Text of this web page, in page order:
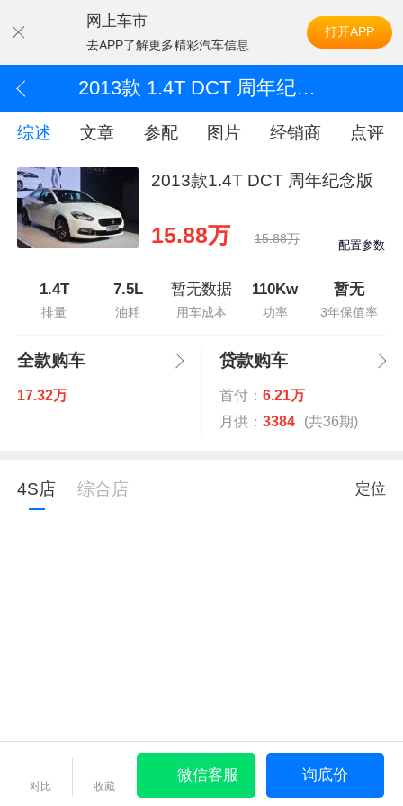
网上车市
去APP了解更多精彩汽车信息
打开APP
2013款 1.4T DCT 周年纪念版
综述 文章 参配 图片 经销商 点评
2013款1.4T DCT 周年纪念版
15.88万 15.88万 配置参数
1.4T
排量
7.5L
油耗
暂无数据
用车成本
110Kw
功率
暂无
3年保值率
全款购车
17.32万
贷款购车
首付： 6.21万
月供： 3384 (共36期)
4S店 综合店 定位
对比 收藏
微信客服 询底价